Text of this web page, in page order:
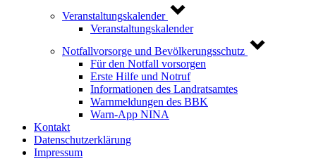
Veranstaltungskalender
Veranstaltungskalender
Notfallvorsorge und Bevölkerungsschutz
Für den Notfall vorsorgen
Erste Hilfe und Notruf
Informationen des Landratsamtes
Warnmeldungen des BBK
Warn-App NINA
Kontakt
Datenschutzerklärung
Impressum